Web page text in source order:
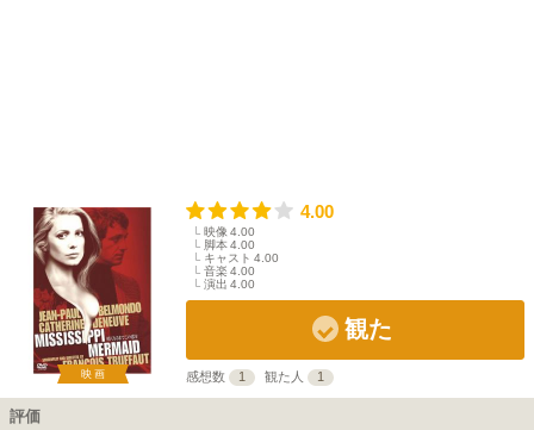
映画
4.00
映像 4.00
脚本4.00
キャスト 4.00
音楽4.00
演出 4.00
観た
感想数 1 観た人 1
評価